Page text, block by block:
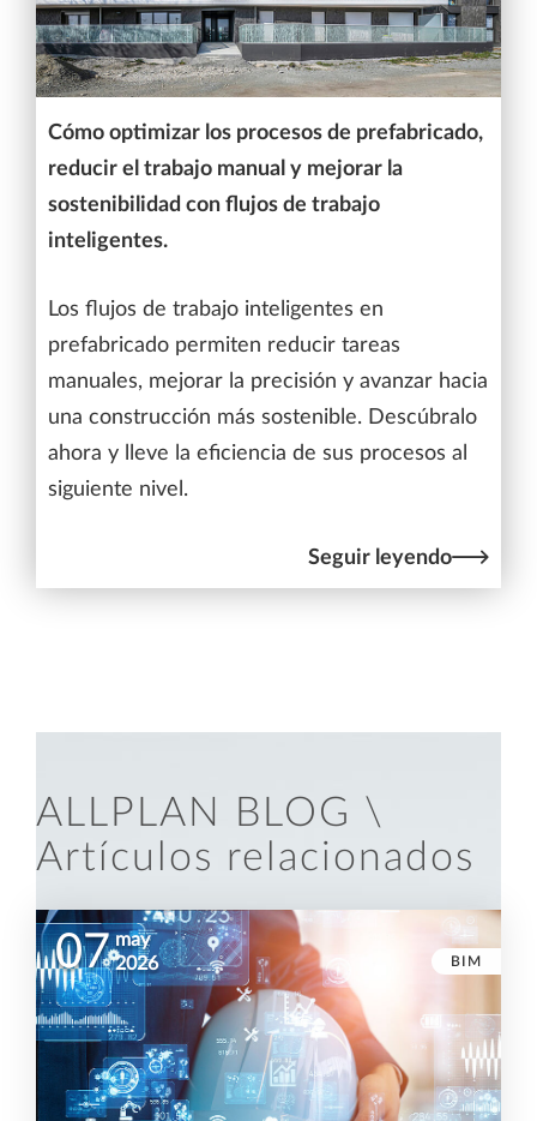
Cómo optimizar los procesos de prefabricado,
reducir el trabajo manual y mejorar la
sostenibilidad con flujos de trabajo
inteligentes.
Los flujos de trabajo inteligentes en
prefabricado permiten reducir tareas
manuales, mejorar la precisión y avanzar hacia
una construcción más sostenible. Descúbralo
ahora y lleve la eficiencia de sus procesos al
siguiente nivel.
Seguir leyendo
ALLPLAN BLOG \
Artículos relacionados
BIM
07 may
2026